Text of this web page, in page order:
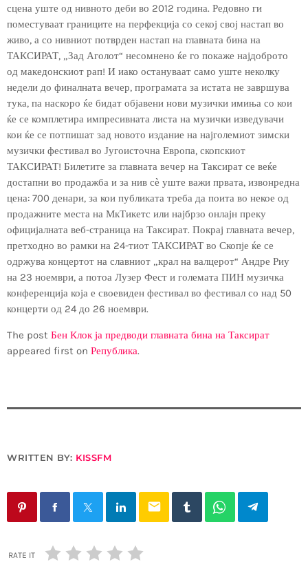
сцена уште од нивното деби во 2012 година. Редовно ги
поместуваат границите на перфекција со секој свој настап во
живо, а со нивниот потврден настап на главната бина на
ТАКСИРАТ, „Зад Аголот“ несомнено ќе го покаже најдоброто
од македонскиот рап! И иако остануваат само уште неколку
недели до финалната вечер, програмата за истата не завршува
тука, па наскоро ќе бидат објавени нови музички имиња со кои
ќе се комплетира импресивната листа на музички изведувачи
кои ќе се потпишат зад новото издание на најголемиот зимски
музички фестивал во Југоисточна Европа, скопскиот
ТАКСИРАТ! Билетите за главната вечер на Таксират се веќе
достапни во продажба и за нив сѐ уште важи првата, извонредна
цена: 700 денари, за кои публиката треба да поита во некое од
продажните места на МкТикетс или најбрзо онлајн преку
официјалната веб-страница на Таксират. Покрај главната вечер,
претходно во рамки на 24-тиот ТАКСИРАТ во Скопје ќе се
одржува концертот на славниот „крал на валцерот“ Андре Риу
на 23 ноември, а потоа Лузер Фест и големата ПИН музичка
конференција која е своевиден фестивал во фестивал со над 50
концерти од 24 до 26 ноември.
The post Бен Клок ја предводи главната бина на Таксират
appeared first on Република.
WRITTEN BY: KISSFM
email
RATE IT